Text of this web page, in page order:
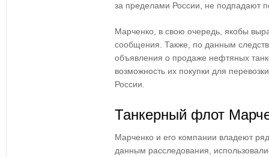
за пределами России, не подпадают
Марченко, в свою очередь, якобы
сообщения. Также, по данным
объявления о продаже нефтяных
возможность их покупки для
России.
Танкерный флот
Марченко и его компании владеют
данным расследования,